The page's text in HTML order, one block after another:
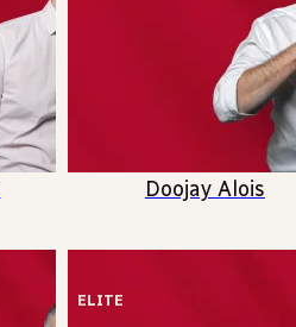
Doojay Alois
ELITE